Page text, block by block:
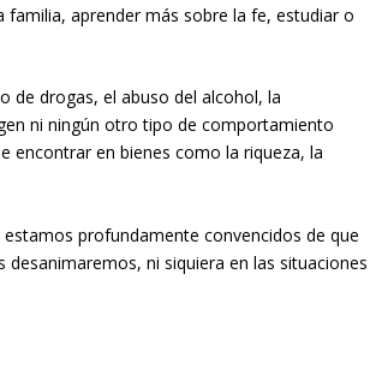
aprender más sobre la fe, estudiar o
de drogas, el abuso del alcohol, la
ni ningún otro tipo de comportamiento
encontrar en bienes como la riqueza, la
profundamente convencidos de que
ni siquiera en las situaciones